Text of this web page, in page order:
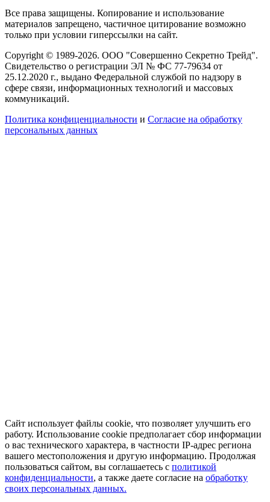
Все права защищены. Копирование и использование
материалов запрещено, частичное цитирование возможно
только при условии гиперссылки на сайт.
Copyright © 1989-2026. ООО "Совершенно Секретно Трейд".
Свидетельство о регистрации ЭЛ № ФС 77-79634 от
25.12.2020 г., выдано Федеральной службой по надзору в
сфере связи, информационных технологий и массовых
коммуникаций.
Политика конфиценциальности и Согласие на обработку
персональных данных
Сайт использует файлы cookie, что позволяет улучшить его
работу. Использование cookie предполагает сбор информации
о вас технического характера, в частности IP-адрес региона
вашего местоположения и другую информацию. Продолжая
пользоваться сайтом, вы соглашаетесь с политикой
конфиденциальности, а также даете согласие на обработку
своих персональных данных.